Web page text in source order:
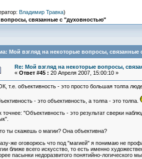
Владимир Травка)
связанные с "духовностью"
Мой взгляд на некоторые вопросы, связанные
Re: Мой взгляд на некоторые вопросы,
« Ответ #45 : 20 Апреля 2007, 15:00:10 »
т.е. объективность - это просто большая толпа
- это объективность, а толпа - это толпа.
точнее: "Объективность - это результат сверки
ты скажешь о магии? Она объективна?
же оговорюсь что под "магией" я понимаю не
ближе всего искусство, то есть именно
пасынки недоразвитого понятийно-логического